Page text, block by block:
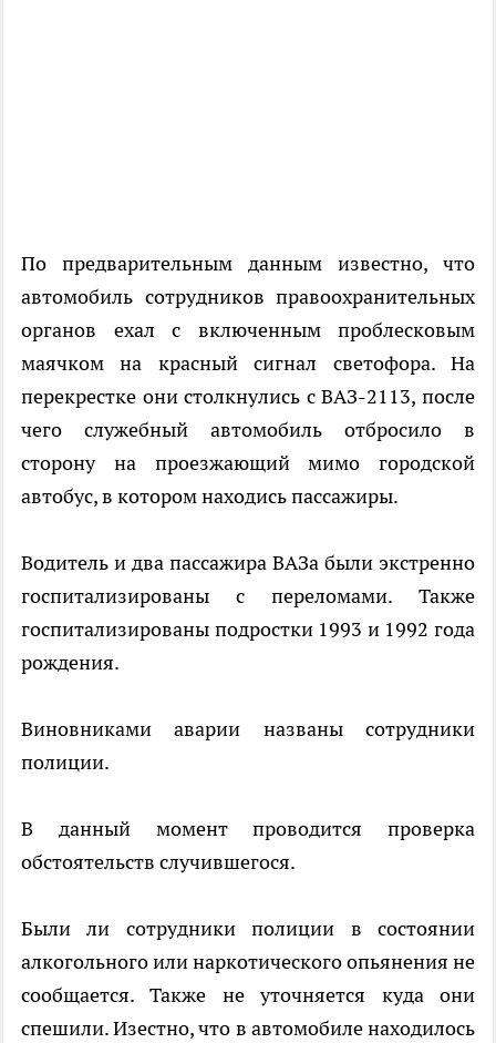
По предварительным данным известно, что
автомобиль сотрудников правоохранительных
органов ехал с включенным проблесковым
маячком на красный сигнал светофора. На
перекрестке они столкнулись с ВАЗ-2113, после
чего служебный автомобиль отбросило в
сторону на проезжающий мимо городской
автобус, в котором находись пассажиры.
Водитель и два пассажира ВАЗа были экстренно
госпитализированы с переломами. Также
госпитализированы подростки 1993 и 1992 года
рождения.
Виновниками аварии названы сотрудники
полиции.
В данный момент проводится проверка
обстоятельств случившегося.
Были ли сотрудники полиции в состоянии
алкогольного или наркотического опьянения не
сообщается. Также не уточняется куда они
спешили. Изестно, что в автомобиле находилось